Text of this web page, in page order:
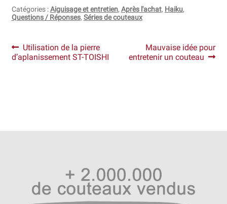
Revendeurs
Téléchargements
Catégories :Aiguisage et entretien, Après l'achat, Haiku,
Questions / Réponses, Séries de couteaux
Navigation
de
Article
précédent :
Utilisation de la pierre
d’aplanissement ST-TOISHI
Article
suivant :
Mauvaise idée pour
entretenir un couteau